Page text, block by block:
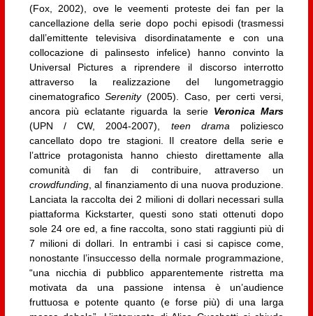
(Fox, 2002), ove le veementi proteste dei fan per la
cancellazione della serie dopo pochi episodi (trasmessi
dall’emittente televisiva disordinatamente e con una
collocazione di palinsesto infelice) hanno convinto la
Universal Pictures a riprendere il discorso interrotto
attraverso la realizzazione del lungometraggio
cinematograficoSerenity(2005). Caso, per certi versi,
ancora più eclatante riguarda la serie Veronica Mars
(UPN / CW, 2004-2007), teen drama poliziesco
cancellato dopo tre stagioni. Il creatore della serie e
l’attrice protagonista hanno chiesto direttamente alla
comunità di fan di contribuire, attraverso un
crowdfunding, al finanziamento di una nuova produzione.
Lanciata la raccolta dei 2 milioni di dollari necessari sulla
piattaforma Kickstarter, questi sono stati ottenuti dopo
sole 24 ore ed, a fine raccolta, sono stati raggiunti più di
7 milioni di dollari. In entrambi i casi si capisce come,
nonostante l’insuccesso della normale programmazione,
“una nicchia di pubblico apparentemente ristretta ma
motivata da una passione intensa è un’audience
fruttuosa e potente quanto (e forse più) di una larga